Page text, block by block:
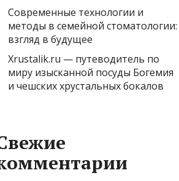
Современные технологии и
методы в семейной стоматологии:
взгляд в будущее
Xrustalik.ru — путеводитель по
миру изысканной посуды Богемия
и чешских хрустальных бокалов